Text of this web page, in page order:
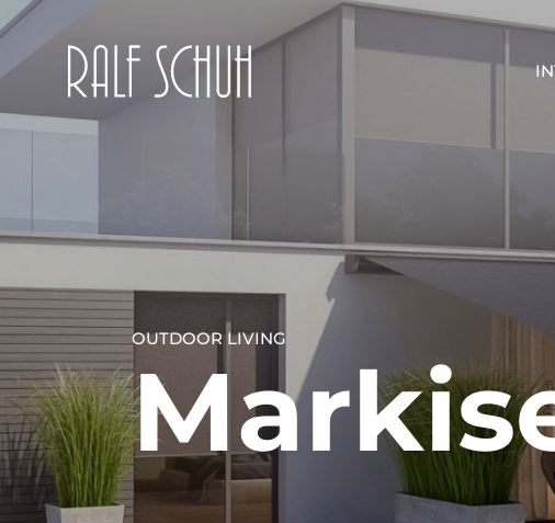
OUTDOOR LIVING